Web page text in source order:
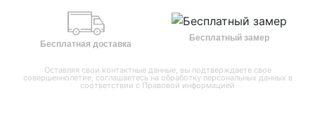
Бесплатная доставка
Бесплатный замер
Оставляя свои контактные данные, вы подтверждаете свое
совершеннолетие, соглашаетесь на обработку персональных данных в
соответствии с Правовой информацией